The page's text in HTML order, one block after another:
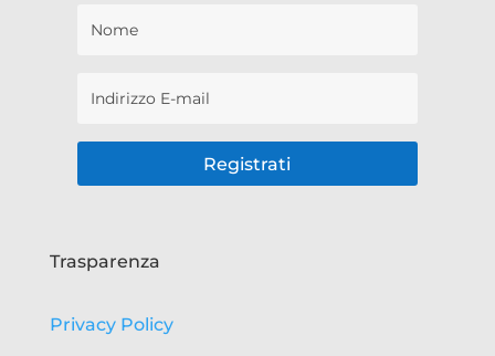
Registrati
Trasparenza
Privacy Policy